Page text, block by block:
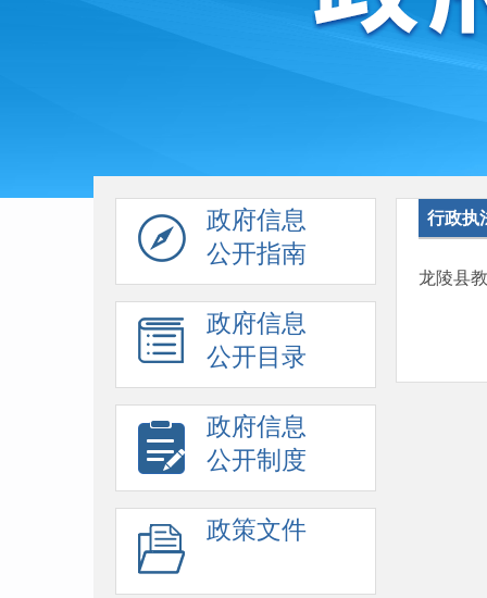
政府信息
公开指南
政府信息
公开目录
政府信息
公开制度
政策文件
行政执
龙陵县